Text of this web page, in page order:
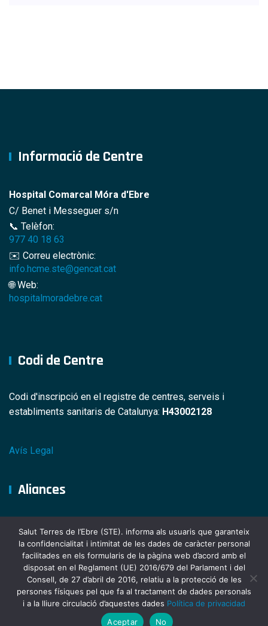
Informació de Centre
Hospital Comarcal Móra d'Ebre
C/ Benet i Messeguer s/n
📞 Telèfon:
977 40 18 63
✉️ Correu electrònic:
info.hcme.ste@gencat.cat
🌐 Web:
hospitalmoradebre.cat
Codi de Centre
Codi d'inscripció en el registre de centres, serveis i
establiments sanitaris de Catalunya: H43002128
Avís Legal
Aliances
© 2025 Hospital Comarcal de Móra d'Ebre
Salut Terres de l’Ebre (STE). informa als usuaris que garanteix
la confidencialitat i intimitat de les dades de caràcter personal
facilitades en els formularis de la pàgina web d’acord amb el
disposat en el Reglament (UE) 2016/679 del Parlament i del
Consell, de 27 d’abril de 2016, relatiu a la protecció de les
persones físiques pel que fa al tractament de dades personals
i a la lliure circulació d’aquestes dades Política de privacidad
Aceptar
No